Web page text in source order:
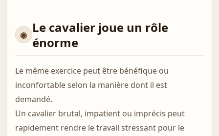
Le cavalier joue un rôle
énorme
Le même exercice peut être bénéfique ou
inconfortable selon la manière dont il est
demandé.
Un cavalier brutal, impatient ou imprécis peut
rapidement rendre le travail stressant pour le